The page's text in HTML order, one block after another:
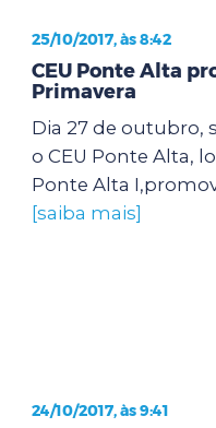
25/10/2017, às 8:42
CEU Ponte Alta
Primavera
Dia 27 de outubro,
o CEU Ponte Alta,
Ponte Alta
[saiba mais]
24/10/2017, às 9:41